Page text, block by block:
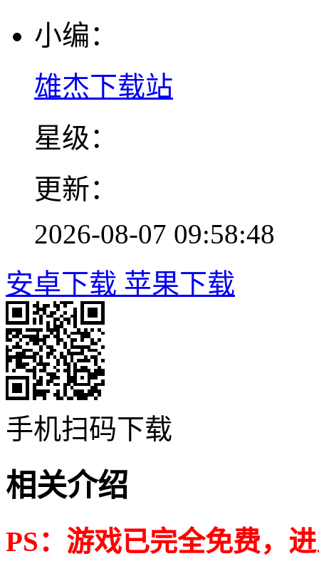
小编：
雄杰下载站
星级：
更新：
2026-08-07 09:58:48
安卓下载 苹果下载
手机扫码下载
相关介绍
PS：游戏已完全免费，